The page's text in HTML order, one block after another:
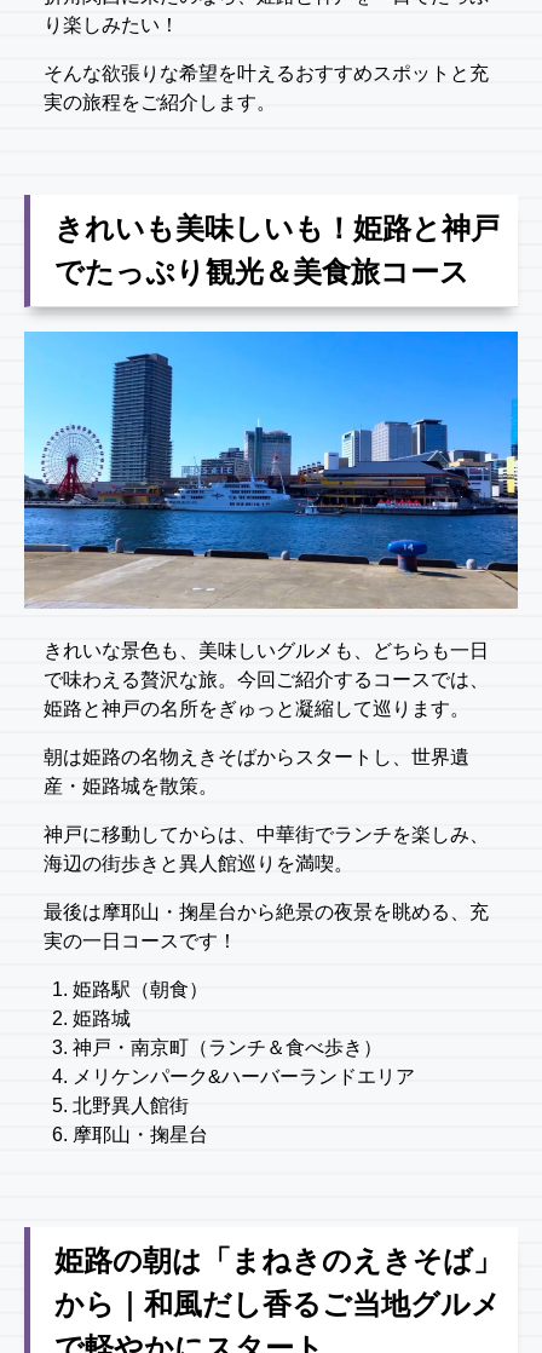
り楽しみたい！
そんな欲張りな希望を叶えるおすすめスポットと充
実の旅程をご紹介します。
きれいも美味しいも！姫路と神戸
でたっぷり観光＆美食旅コース
きれいな景色も、美味しいグルメも、どちらも一日
で味わえる贅沢な旅。今回ご紹介するコースでは、
姫路と神戸の名所をぎゅっと凝縮して巡ります。
朝は姫路の名物えきそばからスタートし、世界遺
産・姫路城を散策。
神戸に移動してからは、中華街でランチを楽しみ、
海辺の街歩きと異人館巡りを満喫。
最後は摩耶山・掬星台から絶景の夜景を眺める、充
実の一日コースです！
姫路駅（朝食）
姫路城
神戸・南京町（ランチ＆食べ歩き）
メリケンパーク&ハーバーランドエリア
北野異人館街
摩耶山・掬星台
姫路の朝は「まねきのえきそば」
から｜和風だし香るご当地グルメ